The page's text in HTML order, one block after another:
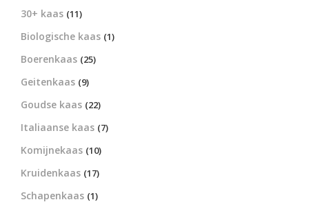
30+ kaas (11)
Biologische kaas (1)
Boerenkaas (25)
Geitenkaas (9)
Goudse kaas (22)
Italiaanse kaas (7)
Komijnekaas (10)
Kruidenkaas (17)
Schapenkaas (1)